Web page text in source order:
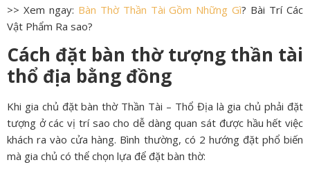
>> Xem ngay: Bàn Thờ Thần Tài Gồm Những Gì? Bài Trí Các
Vật Phẩm Ra sao?
Cách đặt bàn thờ tượng thần tài
thổ địa bằng đồng
Khi gia chủ đặt bàn thờ Thần Tài – Thổ Địa là gia chủ phải đặt
tượng ở các vị trí sao cho dễ dàng quan sát được hầu hết việc
khách ra vào cửa hàng. Bình thường, có 2 hướng đặt phổ biến
mà gia chủ có thể chọn lựa để đặt bàn thờ: